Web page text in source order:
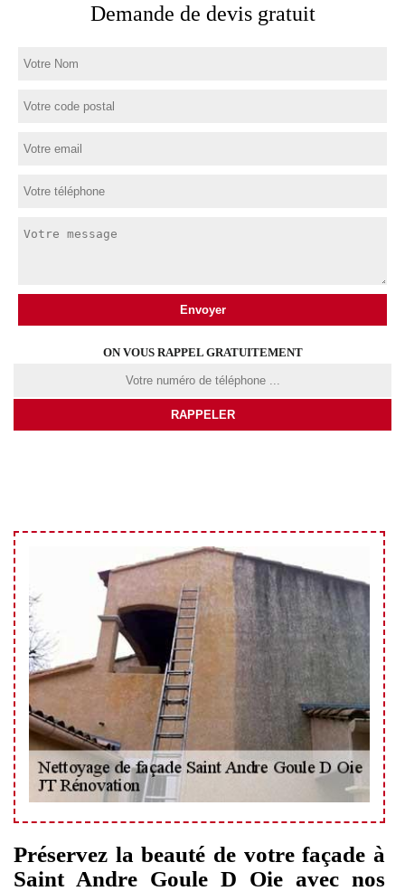
Demande de devis gratuit
ON VOUS RAPPEL GRATUITEMENT
Préservez la beauté de votre façade à
Saint Andre Goule D Oie avec nos